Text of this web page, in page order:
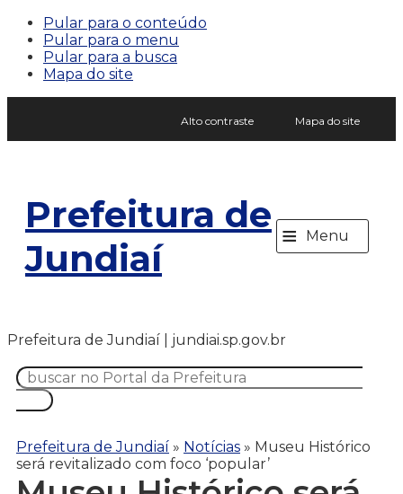
Pular para o conteúdo
Pular para o menu
Pular para a busca
Mapa do site
Alto contraste Mapa do site
Prefeitura de
Jundiaí
≡ Menu
Prefeitura de Jundiaí | jundiai.sp.gov.br
Prefeitura de Jundiaí » Notícias » Museu Histórico
será revitalizado com foco ‘popular’